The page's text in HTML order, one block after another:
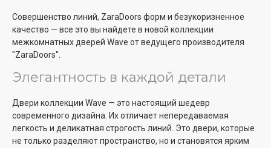
Совершенство линий, ZaraDoors форм и безукоризненное
качество — все это вы найдете в новой коллекции
межкомнатных дверей Wave от ведущего производителя
"ZaraDoors".
Элегантность в каждой детали
Двери коллекции Wave — это настоящий шедевр
современного дизайна. Их отличает непередаваемая
легкость и деликатная строгость линий. Это двери, которые
не только разделяют пространство, но и становятся ярким